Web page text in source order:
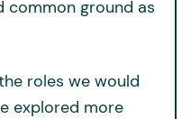
common ground as
roles we would
explored more